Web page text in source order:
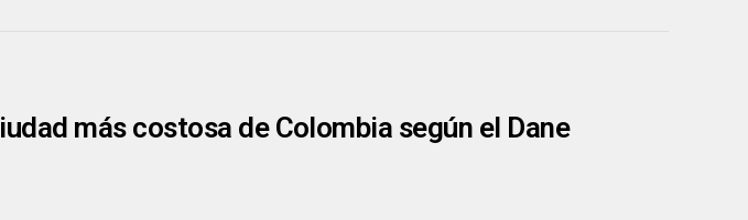
más costosa de Colombia según el Dane